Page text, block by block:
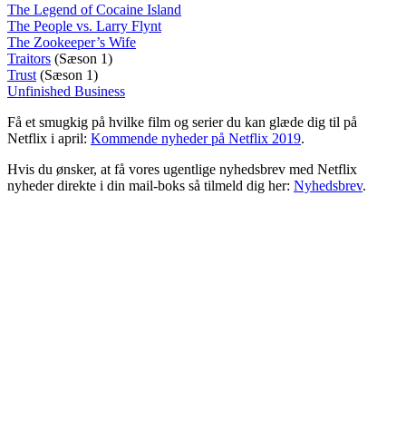
The Legend of Cocaine Island
The People vs. Larry Flynt
The Zookeeper’s Wife
Traitors (Sæson 1)
Trust (Sæson 1)
Unfinished Business
Få et smugkig på hvilke film og serier du kan glæde dig til på
Netflix i april: Kommende nyheder på Netflix 2019.
Hvis du ønsker, at få vores ugentlige nyhedsbrev med Netflix
nyheder direkte i din mail-boks så tilmeld dig her: Nyhedsbrev.